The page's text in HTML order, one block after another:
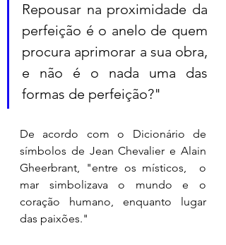
Repousar na proximidade da
perfeição é o anelo de quem
procura aprimorar a sua obra,
e não é o nada uma das
formas de perfeição?"
De acordo com o Dicionário de
símbolos de Jean Chevalier e Alain
Gheerbrant, "entre os místicos,  o
mar simbolizava o mundo e o
coração humano, enquanto lugar
das paixões."